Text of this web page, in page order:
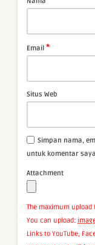
Email *
Situs Web
Simpan nama,
untuk komentar
Attachment
The maximum upload
You can upload:
Links to YouTube,